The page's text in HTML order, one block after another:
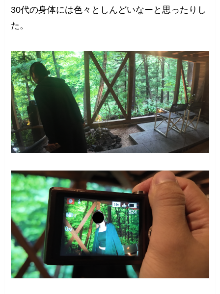
30代の身体には色々としんどいなーと思ったりし
た。